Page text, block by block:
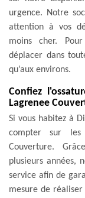
urgence. Notre
attention à vos
moins cher.
déplacer dans
qu’aux environs.
Confiez
Lagrenee
Si vous habitez à
compter sur les
Couverture.
plusieurs années,
service afin de
mesure de